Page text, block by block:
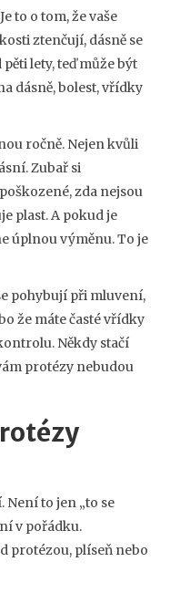
to o tom, že vaše
ztenčují, dásně se
lety, teď může být
dásně, bolest, vřídky
ročně. Nejen kvůli
Zubař si
zda nejsou
plast. A pokud je
úplnou výměnu. To je
pohybují při mluvení,
že máte časté vřídky
Někdy stačí
protézy nebudou
to jen „to se
v pořádku.
protézou, plíseň nebo